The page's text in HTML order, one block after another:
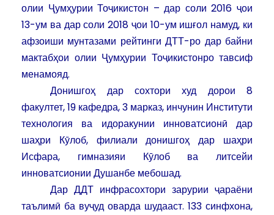
олии Ҷумҳурии Тоҷикистон – дар соли 2016 ҷои
13-ум ва дар соли 2018 ҷои 10-ум ишғол намуд, ки
афзоиши мунтазами рейтинги ДТТ-ро дар байни
мактабҳои олии Ҷумҳурии Тоҷикистонро тавсиф
менамояд.
Донишгоҳ дар сохтори худ дорои 8
факултет, 19 кафедра, 3 марказ, инчунин Институти
технология ва идоракунии инноватсионӣ дар
шаҳри Кӯлоб, филиали донишгоҳ дар шаҳри
Исфара, гимназияи Кӯлоб ва литсейи
инноватсионии Душанбе мебошад.
Дар ДДТ инфрасохтори зарурии ҷараёни
таълимӣ ба вуҷуд оварда шудааст. 133 синфхона,